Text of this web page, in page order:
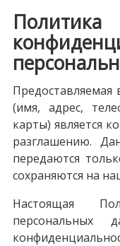
Политика
(имя, адрес,
карты) является
разглашению.
передаются
сохраняются на
Настоящая
персональных